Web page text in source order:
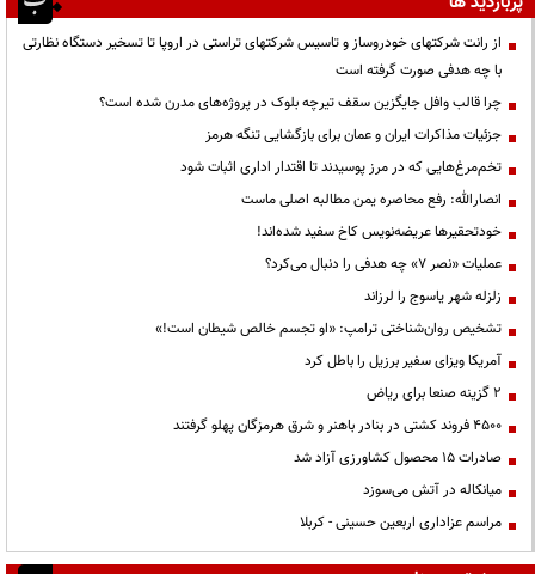
از رانت‌ شرکتهای خودروساز و تاسیس شرکتهای تراستی در اروپا تا تسخیر دستگاه نظارتی
با چه هدفی صورت گرفته است
چرا قالب وافل جایگزین سقف تیرچه بلوک در پروژه‌های مدرن شده است؟
جزئیات مذاکرات ایران و عمان برای بازگشایی تنگه هرمز
تخم‌مرغ‌هایی که در مرز پوسیدند تا اقتدار اداری اثبات شود
انصارالله: رفع محاصره یمن مطالبه اصلی ماست
خودتحقیرها عریضه‌نویس کاخ سفید شده‌اند!
عملیات «نصر ۷» چه هدفی را دنبال می‌کرد؟
زلزله شهر یاسوج را لرزاند
تشخیص روان‌شناختی ترامپ: «او تجسم خالص شیطان است!»
آمریکا ویزای سفیر برزیل را باطل کرد
۲ گزینه صنعا برای ریاض
۴۵۰۰ فروند کشتی در بنادر باهنر و شرق هرمزگان پهلو گرفتند
صادرات ۱۵ محصول کشاورزی آزاد شد
میانکاله در آتش می‌سوزد
مراسم عزاداری اربعین حسینی - کربلا